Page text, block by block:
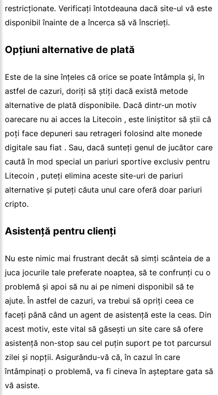
restricționate. Verificați întotdeauna dacă site-ul vă este
disponibil înainte de a încerca să vă înscrieți.
Opțiuni alternative de plată
Este de la sine înțeles că orice se poate întâmpla și, în
astfel de cazuri, doriți să știți dacă există metode
alternative de plată disponibile. Dacă dintr-un motiv
oarecare nu ai acces la Litecoin , este liniștitor să știi că
poți face depuneri sau retrageri folosind alte monede
digitale sau fiat . Sau, dacă sunteți genul de jucător care
caută în mod special un pariuri sportive exclusiv pentru
Litecoin , puteți elimina aceste site-uri de pariuri
alternative și puteți căuta unul care oferă doar pariuri
cripto.
Asistență pentru clienți
Nu este nimic mai frustrant decât să simți scânteia de a
juca jocurile tale preferate noaptea, să te confrunți cu o
problemă și apoi să nu ai pe nimeni disponibil să te
ajute. În astfel de cazuri, va trebui să opriți ceea ce
faceți până când un agent de asistență este la ceas. Din
acest motiv, este vital să găsești un site care să ofere
asistență non-stop sau cel puțin suport pe tot parcursul
zilei și nopții. Asigurându-vă că, în cazul în care
întâmpinați o problemă, va fi cineva în așteptare gata să
vă asiste.